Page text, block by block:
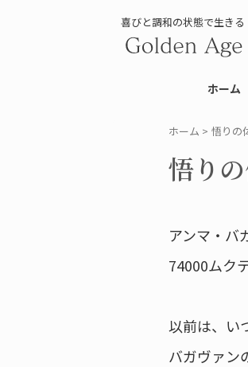
喜びと調和の状態で生きる
ホーム
ホーム > 悟りの
悟り
アンマ・バ
74000ムク
以前は、い
バガヴァン